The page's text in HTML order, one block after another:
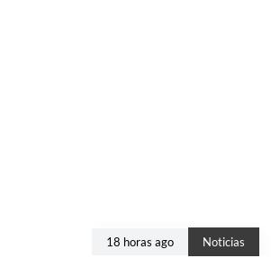
18 horas ago Noticias